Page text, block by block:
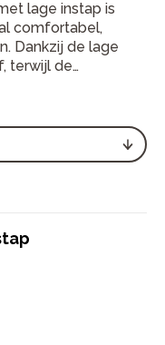
lage instap is
comfortabel,
Dankzij de lage
terwijl de
lage instap e-bikes
en iedereen
wil zijn.